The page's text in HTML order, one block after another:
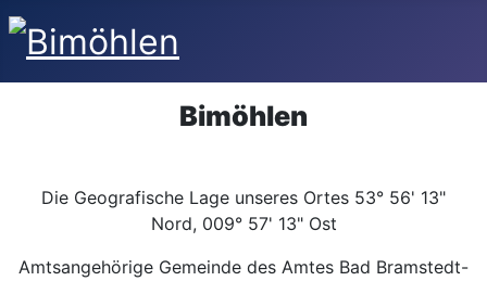
Bimöhlen
Die Geografische Lage unseres Ortes 53° 56' 13"
Nord, 009° 57' 13" Ost
Amtsangehörige Gemeinde des Amtes Bad Bramstedt-